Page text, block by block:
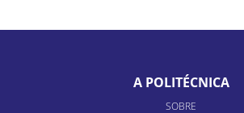
A POLITÉCNICA
SOBRE